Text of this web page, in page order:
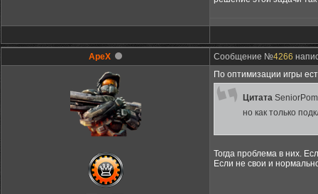
ApeX Сообщение №4266
По оптимизации игры
Цитата
но как только
Тогда проблема в них.
Если не свои и